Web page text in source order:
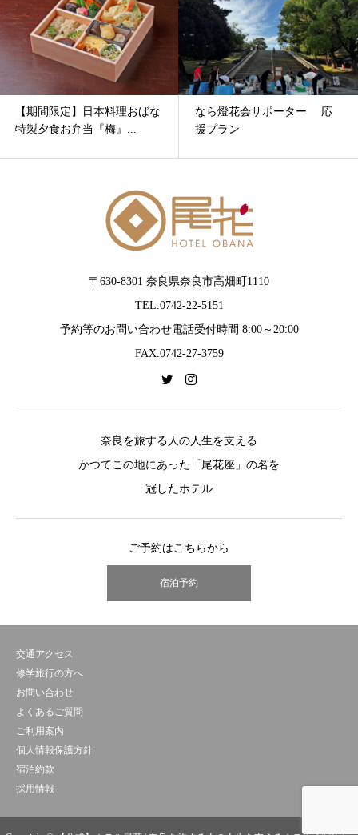
【期間限定】日本料理おばな
特製夕食お弁当『梅』...
なら燈花会サポーター 応
援プラン
〒630-8301 奈良県奈良市高畑町1110
TEL.0742-22-5151
予約等のお問い合わせ電話受付時間 8:00～20:00
FAX.0742-27-3759
奈良を旅する人の人生を支える
かつてこの地にあった「尾花座」の名を
冠したホテル
ご予約はこちらから
宿泊予約
交通アクセス
修学旅行の方へ
お問い合わせ
よくあるご質問
ご利用案内
個人情報保護方針
宿泊約款
採用情報